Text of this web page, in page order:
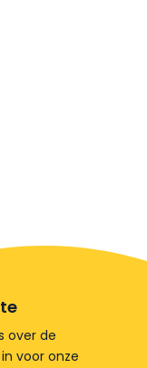
over de
voor onze